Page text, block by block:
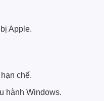
Apple.
chế.
hành Windows.